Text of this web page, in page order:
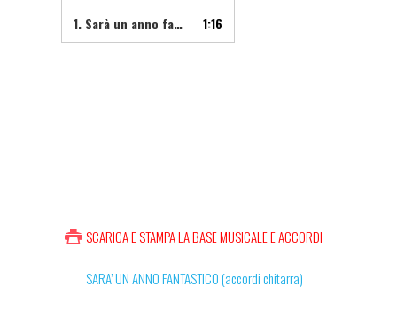
1. Sarà un anno fantastico 1:16
SCARICA E STAMPA LA BASE MUSICALE E ACCORDI
SARA’ UN ANNO FANTASTICO (accordi chitarra)